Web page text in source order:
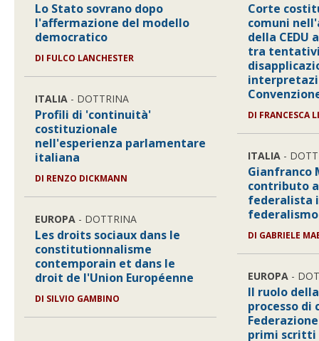
Lo Stato sovrano dopo
l'affermazione del modello
democratico
DI FULCO LANCHESTER
ITALIA - DOTTRINA
Profili di 'continuità'
costituzionale
nell'esperienza parlamentare
italiana
DI RENZO DICKMANN
EUROPA - DOTTRINA
Les droits sociaux dans le
constitutionnalisme
contemporain et dans le
droit de l'Union Européenne
DI SILVIO GAMBINO
Corte
comuni
della
tra
DI FRANCESCA
ITALIA -
Gianfranco
contributo
federalista
DI GABRIELE
EUROPA -
Il ruolo
processo di
primi scritti